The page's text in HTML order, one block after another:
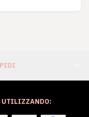
UTILIZZANDO: